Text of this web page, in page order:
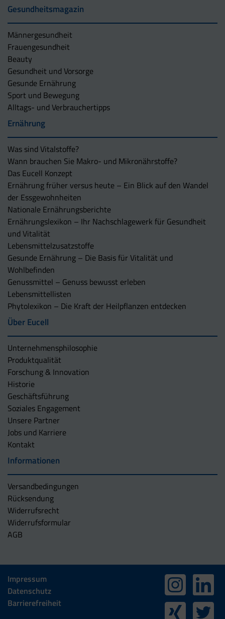
Gesundheitsmagazin
Männergesundheit
Frauengesundheit
Beauty
Gesundheit und Vorsorge
Gesunde Ernährung
Sport und Bewegung
Alltags- und Verbrauchertipps
Ernährung
Was sind Vitalstoffe?
Wann brauchen Sie Makro- und Mikronährstoffe?
Das Eucell Konzept
Ernährung früher versus heute – Ein Blick auf den Wandel
der Essgewohnheiten
Nationale Ernährungsberichte
Ernährungslexikon – Ihr Nachschlagewerk für Gesundheit
und Vitalität
Lebensmittelzusatzstoffe
Gesunde Ernährung – Die Basis für Vitalität und
Wohlbefinden
Genussmittel – Genuss bewusst erleben
Lebensmittellisten
Phytolexikon – Die Kraft der Heilpflanzen entdecken
Über Eucell
Unternehmens­philosophie
Produktqualität
Forschung & Innovation
Historie
Geschäftsführung
Soziales Engagement
Unsere Partner
Jobs und Karriere
Kontakt
Informationen
Versandbedingungen
Rücksendung
Widerrufsrecht
Widerrufsformular
AGB
Impressum
Datenschutz
Barrierefreiheit